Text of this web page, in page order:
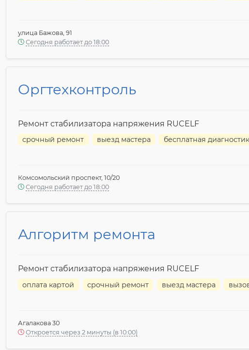
улица Бажова, 91
Сегодня работает до 18:00
Оргтехконтроль
Ремонт стабилизатора напряжения RUCELF
срочный ремонт выезд мастера бесплатная
Комсомольский проспект, 10/20
Сегодня работает до 18:00
Алгоритм ремонта
Ремонт стабилизатора напряжения RUCELF
оплата картой срочный ремонт выезд мастера
Агалакова 30
Откроется через 2 минуты (в 10:00)